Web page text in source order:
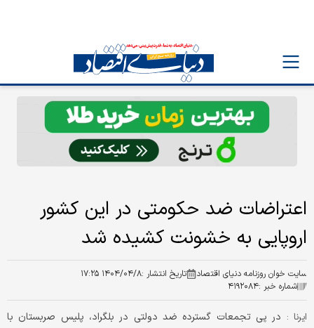
اعتراضات ضد حکومتی در این کشور
اروپایی به خشونت کشیده شد
سایت خوان روزنامه دنیای اقتصاد تاریخ انتشار :۱۴۰۴/۰۴/۸ ۱۷:۲۵
شماره خبر :۴۱۹۲۰۸۴
ایرنا : در پی تجمعات گسترده ضد دولتی در بلگراد، پلیس صربستان با